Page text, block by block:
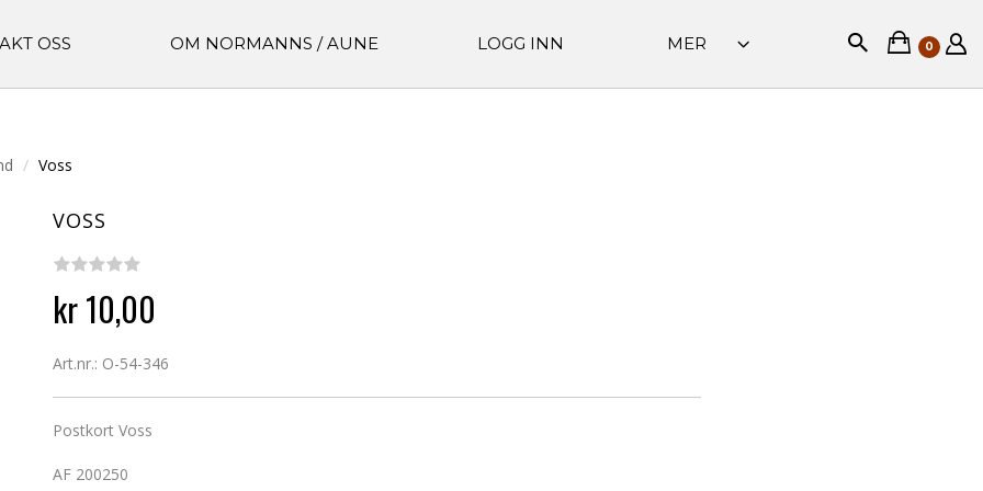
OSS OM NORMANNS / AUNE LOGG INN MER 0
Voss
VOSS
kr 10,00
Art.nr.: O-54-346
Postkort Voss
AF 200250